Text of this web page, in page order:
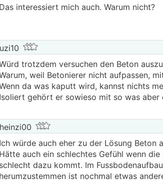
Das interessiert mich auch. Warum nicht?
uzi10
trotzdem versuchen den Beton
weil Betonierer nicht aufpassen,
da was kaputt wird, kannst nichts
Isoliert gehört er sowieso mit so was
heinzi00
Ich würde auch eher zu der Lösung Beton
Hätte auch ein schlechtes Gefühl wenn
schlecht dazu kommt. Im
herumzustemmen ist nochmal etwas